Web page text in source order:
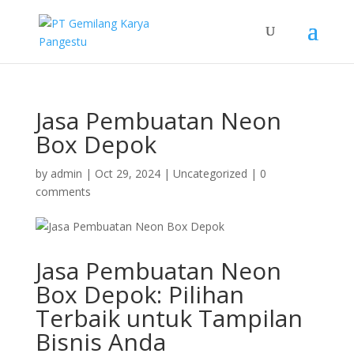
Jasa Pembuatan Neon
Box Depok
by admin | Oct 29, 2024| Uncategorized | 0
comments
Jasa Pembuatan Neon
Box Depok: Pilihan
Terbaik untuk Tampilan
Bisnis Anda